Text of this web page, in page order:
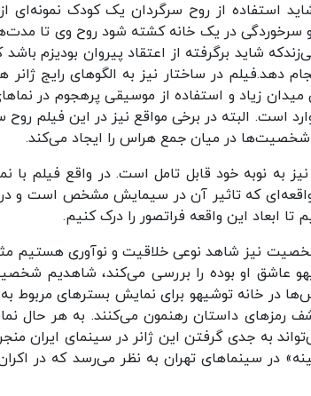
استفاده از روح سرگردان یک کودک نمونه‌ای
در یک خانه کشته شود روح وی تا
شاید برگرفته از اعتقاد پیروان بودیزم
دهد.فیلم در ساختار نیز به الگوهای رایج
زیاد و استفاده از موسیقی پرهجوم در
است. البته در برخی مواقع نیز در این فیلم
شخصیت‌ها در میان جمع هراس را ایجاد می‌کند.
به نوبه خود قابل تامل است. در واقع فیلم
واقعه‌ای که تاثیر آن در سیمایش مشخص است و
ابعاد این واقعه فراتصور را درک کنیم.
شخصیت نیز شاهد نوعی خلاقیت و نوآوری هستیم
عاشق او بوده را بررسی می‌کند، شاهدیم
در خانه توشیهو برای نمایش بسترهای مربوط
رمزهای داستان رهنمون می‌کنند. به هر حال
به جدی گرفتن این ژانر در سینمای ایران
در سینماهای تهران به نظر می‌رسد که در